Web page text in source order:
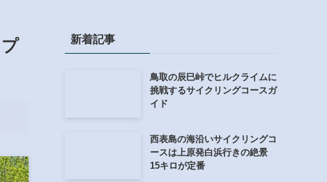
新着記事
鳥取の辰巳峠でヒルクライムに
挑戦するサイクリングコースガ
イド
西表島の海沿いサイクリングコ
ースは上原発白浜行きの絶景
15キロが定番